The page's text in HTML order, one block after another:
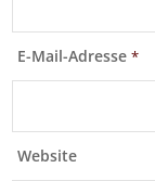
E-Mail-Adresse*
Website